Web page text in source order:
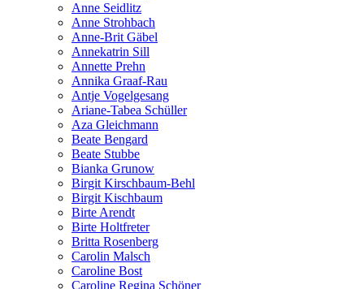
Anne Seidlitz
Anne Strohbach
Anne-Brit Gäbel
Annekatrin Sill
Annette Prehn
Annika Graaf-Rau
Antje Vogelgesang
Ariane-Tabea Schüller
Aza Gleichmann
Beate Bengard
Beate Stubbe
Bianka Grunow
Birgit Kirschbaum-Behl
Birgit Kischbaum
Birte Arendt
Birte Holtfreter
Britta Rosenberg
Carolin Malsch
Caroline Bost
Caroline Regina Schöner